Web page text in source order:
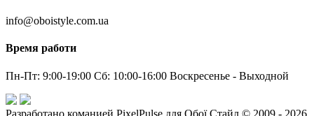
info@oboistyle.com.ua
Время работи
Пн-Пт: 9:00-19:00 Сб: 10:00-16:00 Воскресенье - Выходной
Разработано команией PixelPulse для Обої Стайл © 2009 - 2026